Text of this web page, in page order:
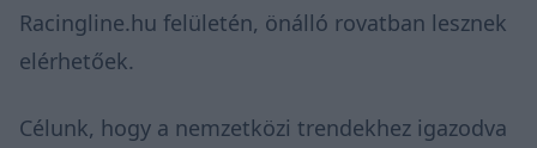
Racingline.hu felületén, önálló rovatban lesznek
elérhetőek.
Célunk, hogy a nemzetközi trendekhez igazodva